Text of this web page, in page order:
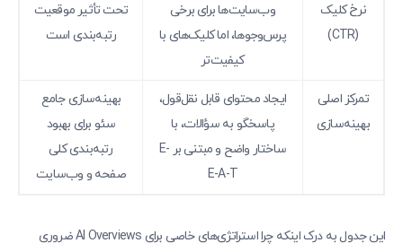
نرخ کلیک
(CTR)
وب‌سایت‌ها برای برخی
پرس‌وجوها، اما کلیک‌های با
کیفیت‌تر
تحت تأثیر موقعیت
رتبه‌بندی است
تمرکز اصلی
بهینه‌سازی
ایجاد محتوای قابل نقل‌قول،
پاسخگو به سؤالات، با
ساختار واضح و مبتنی بر E-
E-A-T
بهینه‌سازی جامع
سئو برای بهبود
رتبه‌بندی کلی
صفحه و وب‌سایت
این جدول به درک اینکه چرا استراتژی‌های خاصی برای AI Overviews ضروری